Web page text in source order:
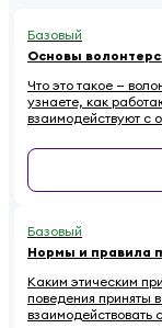
Базовый
Основы
Что это такое —
узнаете, как
взаимодействуют с
распространенных
Базовый
Нормы и правила
Каким этическим
поведения приняты